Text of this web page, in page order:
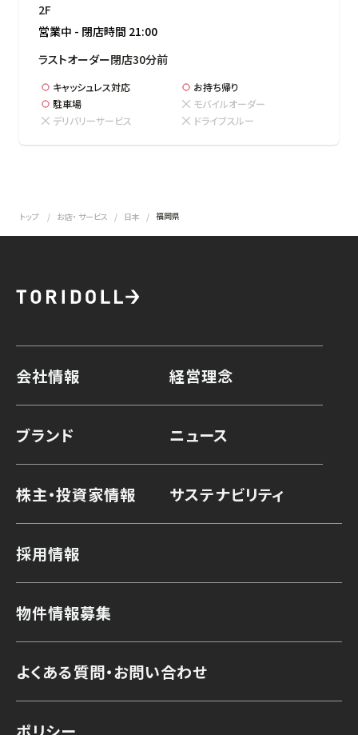
2F
営業中 - 閉店時間 21:00
ラストオーダー閉店30分前
キャッシュレス対応
お持ち帰り
駐車場
モバイルオーダー
デリバリーサービス
ドライブスルー
トップ お店・ サービス 日本 福岡県
会社情報 経営理念
ブランド ニュース
株主・投資家情報 サステナビリティ
採用情報
物件情報募集
よくある質問・お問い合わせ